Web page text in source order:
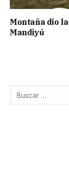
Montaña dio
Mandiyú